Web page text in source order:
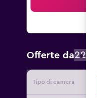
Offerte da227 €
Tipo di camera